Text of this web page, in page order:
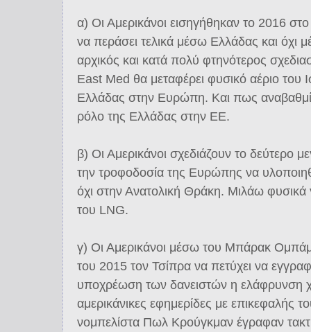
α) Οι Αμερικάνοι εισηγήθηκαν το 2016
να περάσει τελικά μέσω Ελλάδας και όχι
αρχικός και κατά πολύ φτηνότερος
East Med θα μεταφέρει φυσικό αέριο του
Ελλάδας στην Ευρώπη. Και πως
ρόλο της Ελλάδας στην ΕΕ.
β) Οι Αμερικάνοι σχεδιάζουν το δεύτερο
την τροφοδοσία της Ευρώπης να
όχι στην Ανατολική Θράκη. Μιλάω φυσικά
του LNG.
γ) Οι Αμερικάνοι μέσω του Μπάρακ
του 2015 τον Τσίπρα να πετύχει να
υποχρέωση των δανειστών η ελάφρυνση
αμερικάνικες εφημερίδες με επικεφαλής
νομπελίστα Πωλ Κρούγκμαν έγραφαν